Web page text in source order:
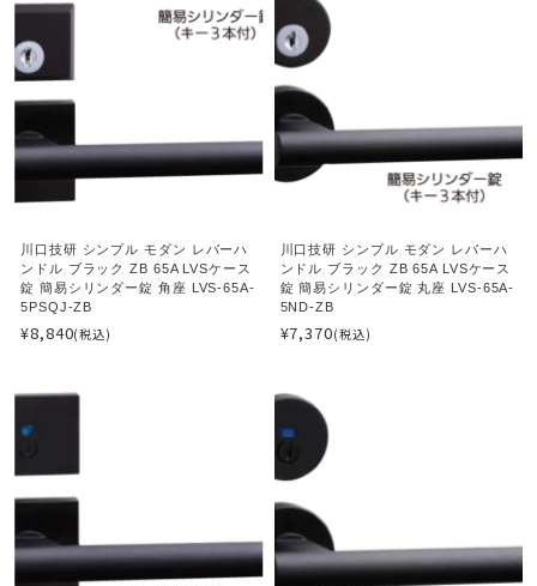
川口技研 シンプル モダン レバーハ
ンドル ブラック ZB 65A LVSケース
錠 簡易シリンダー錠 角座 LVS-65A-
5PSQJ-ZB
¥8,840(税込)
川口技研 シンプル モダン レバーハ
ンドル ブラック ZB 65A LVSケース
錠 簡易シリンダー錠 丸座 LVS-65A-
5ND-ZB
¥7,370(税込)